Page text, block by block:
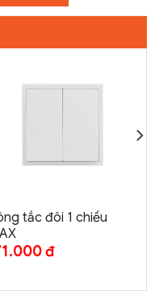
tắc đôi 1 chiều
đ